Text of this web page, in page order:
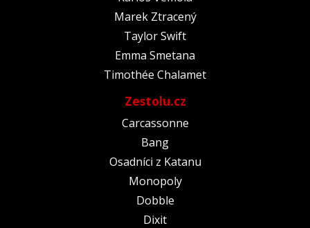
Marek Ztracený
Taylor Swift
Emma Smetana
Timothée Chalamet
Zestolu.cz
Carcassonne
Bang
Osadníci z Katanu
Monopoly
Dobble
Dixit